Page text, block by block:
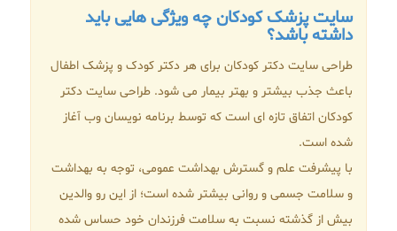
سایت پزشک کودکان چه ویژگی هایی باید
داشته باشد؟
طراحی سایت دکتر کودکان برای هر دکتر کودک و پزشک اطفال
باعث جذب بیشتر و بهتر بیمار می شود. طراحی سایت دکتر
کودکان اتفاق تازه ای است که توسط برنامه نویسان وب آغاز
شده است.
با پیشرفت علم و گسترش بهداشت عمومی، توجه به بهداشت
و سلامت جسمی و روانی بیشتر شده است؛ از این رو والدین
بیش از گذشته نسبت به سلامت فرزندان خود حساس شده